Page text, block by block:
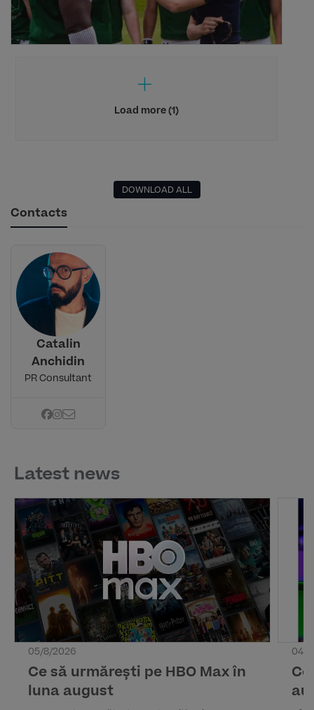
Load more (1)
DOWNLOAD ALL
Contacts
Catalin
Anchidin
PR Consultant
Latest news
05/8/2026
Ce să urmărești pe HBO Max în
luna august
04/